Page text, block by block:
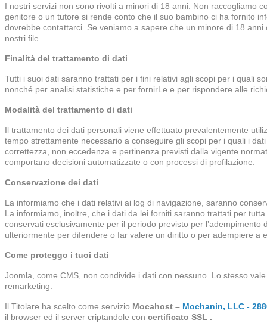
I nostri servizi non sono rivolti a minori di 18 anni. Non raccogliamo
genitore o un tutore si rende conto che il suo bambino ci ha fornito
dovrebbe contattarci. Se veniamo a sapere che un minore di 18
nostri file.
Finalità del trattamento di dati
Tutti i suoi dati saranno trattati per i fini relativi agli scopi per i quali
nonché per analisi statistiche e per fornirLe e per rispondere alle
Modalità del trattamento di dati
Il trattamento dei dati personali viene effettuato prevalentemente
tempo strettamente necessario a conseguire gli scopi per i quali i
correttezza, non eccedenza e pertinenza previsti dalla vigente
comportano decisioni automatizzate o con processi di profilazione.
Conservazione dei dati
La informiamo che i dati relativi ai log di navigazione, saranno
La informiamo, inoltre, che i dati da lei forniti saranno trattati per
conservati esclusivamente per il periodo previsto per
ulteriormente per difendere o far valere un diritto o per adempiere a
Come proteggo i tuoi dati
Joomla, come CMS, non condivide i dati con nessuno. Lo stesso
remarketing.
Il Titolare ha scelto come servizio Mocahost – Mochanin, LLC -
il browser ed il server criptandole con certificato SSL .